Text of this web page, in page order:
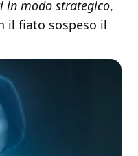
in modo strategico,
il fiato sospeso il